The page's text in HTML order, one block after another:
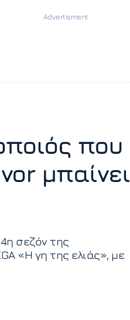
που
μπαίνει
σεζόν της
«Η γη της ελιάς», με